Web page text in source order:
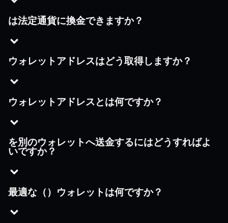
は法定通貨に換金できますか？
ウォレットアドレスはどう取得しますか？
ウォレットアドレスとは何ですか？
を別のウォレットへ送金するにはどうすればよ
いですか？
最適な（）ウォレットは何ですか？